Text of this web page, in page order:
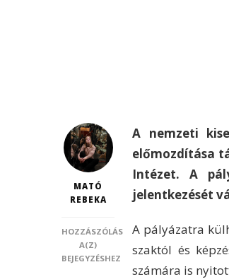
MATÓ
REBEKA
HOZZÁSZÓLÁS
A(Z)TANULMÁNYI
PÁLYÁZAT
BEJEGYZÉSHEZ
A nemzeti
előmozdítása
Intézet. A
jelentkezését
A pályázatra
szaktól és
számára is